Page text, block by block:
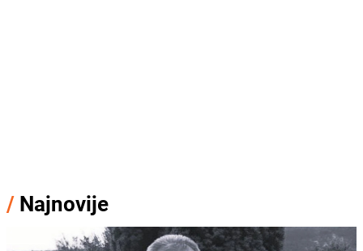
/ Najnovije